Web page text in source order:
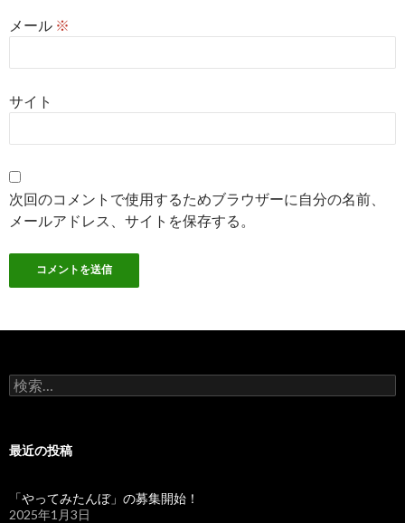
メール ※
サイト
次回のコメントで使用するためブラウザーに自分の名前、
メールアドレス、サイトを保存する。
検
索:
最近の投稿
「やってみたんぼ」の募集開始！
2025年1月3日